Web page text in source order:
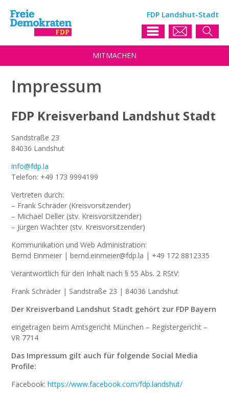
FDP Landshut-Stadt
MITMACHEN
Impressum
FDP Kreisverband Landshut Stadt
Sandstraße 23
84036 Landshut
info@fdp.la
Telefon: +49 173 9994199
Vertreten durch:
– Frank Schräder (Kreisvorsitzender)
– Michael Deller (stv. Kreisvorsitzender)
– Jürgen Wachter (stv. Kreisvorsitzender)
Kommunikation und Web Administration:
Bernd Einmeier | bernd.einmeier@fdp.la | +49 172 8812335
Verantwortlich für den Inhalt nach § 55 Abs. 2 RStV:
Frank Schräder | Sandstraße 23 | 84036 Landshut
Der Kreisverband Landshut Stadt gehört zur FDP Bayern
eingetragen beim Amtsgericht München – Registergericht –
VR 7714
Das Impressum gilt auch für folgende Social Media
Profile:
Facebook:https://www.facebook.com/fdp.landshut/